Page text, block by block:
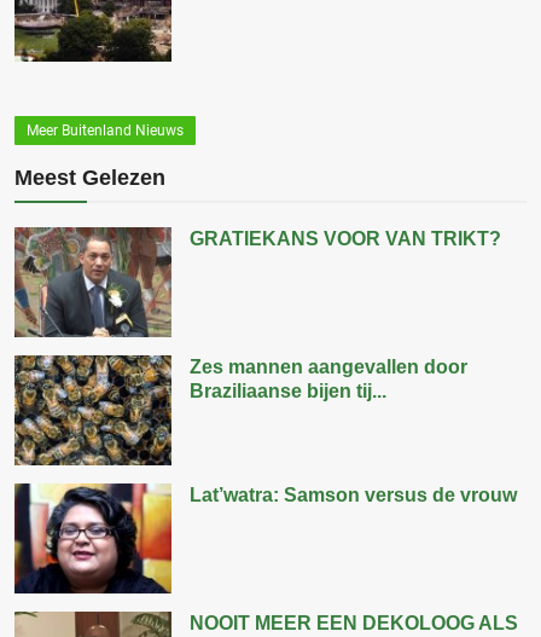
Meer Buitenland Nieuws
Meest Gelezen
GRATIEKANS VOOR VAN TRIKT?
Zes mannen aangevallen door
Braziliaanse bijen tij...
Lat’watra: Samson versus de vrouw
NOOIT MEER EEN DEKOLOOG ALS